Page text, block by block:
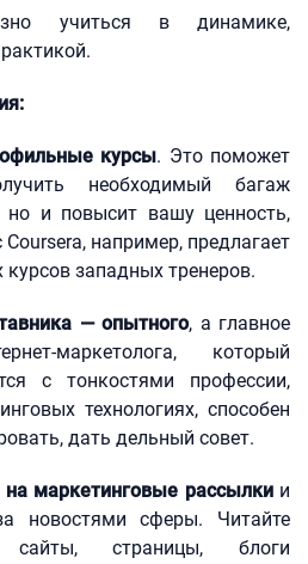
учиться в динамике,
курсы. Это поможет
необходимый багаж
но и повысит вашу ценность,
например, предлагает
западных тренеров.
— опытного, а главное
маркетолога, который
с тонкостями профессии,
технологиях, способен
дать дельный совет.
маркетинговые рассылкии
новостями сферы. Читайте
сайты, страницы, блоги